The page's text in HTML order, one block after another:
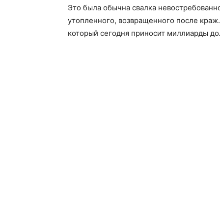
Это была обычна свалка
утопленного, возвращенного после
который сегодня приносит миллиарды